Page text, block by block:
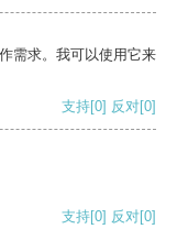
需求。我可以使用它来
支持[0] 反对[0]
支持[0] 反对[0]